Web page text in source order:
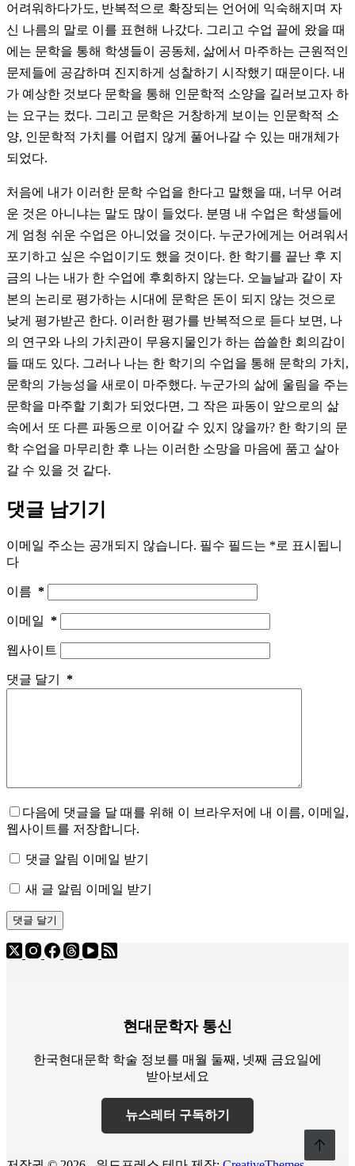
어려워하다가도, 반복적으로 확장되는 언어에 익숙해지며 자
신 나름의 말로 이를 표현해 나갔다. 그리고 수업 끝에 왔을 때
에는 문학을 통해 학생들이 공동체, 삶에서 마주하는 근원적인
문제들에 공감하며 진지하게 성찰하기 시작했기 때문이다. 내
가 예상한 것보다 문학을 통해 인문학적 소양을 길러보고자 하
는 요구는 컸다. 그리고 문학은 거창하게 보이는 인문학적 소
양, 인문학적 가치를 어렵지 않게 풀어나갈 수 있는 매개체가
되었다.
처음에 내가 이러한 문학 수업을 한다고 말했을 때, 너무 어려
운 것은 아니냐는 말도 많이 들었다. 분명 내 수업은 학생들에
게 엄청 쉬운 수업은 아니었을 것이다. 누군가에게는 어려워서
포기하고 싶은 수업이기도 했을 것이다. 한 학기를 끝난 후 지
금의 나는 내가 한 수업에 후회하지 않는다. 오늘날과 같이 자
본의 논리로 평가하는 시대에 문학은 돈이 되지 않는 것으로
낮게 평가받곤 한다. 이러한 평가를 반복적으로 듣다 보면, 나
의 연구와 나의 가치관이 무용지물인가 하는 씁쓸한 회의감이
들 때도 있다. 그러나 나는 한 학기의 수업을 통해 문학의 가치,
문학의 가능성을 새로이 마주했다. 누군가의 삶에 울림을 주는
문학을 마주할 기회가 되었다면, 그 작은 파동이 앞으로의 삶
속에서 또 다른 파동으로 이어갈 수 있지 않을까? 한 학기의 문
학 수업을 마무리한 후 나는 이러한 소망을 마음에 품고 살아
갈 수 있을 것 같다.
댓글 남기기
이메일 주소는 공개되지 않습니다. 필수 필드는 *로 표시됩니
다
이름 *
이메일 *
웹사이트
댓글 달기 *
다음에 댓글을 달 때를 위해 이 브라우저에 내 이름, 이메일,
웹사이트를 저장합니다.
댓글 알림 이메일 받기
새 글 알림 이메일 받기
댓글 달기
현대문학자 통신
한국현대문학 학술 정보를 매월 둘째, 넷째 금요일에
받아보세요
뉴스레터 구독하기